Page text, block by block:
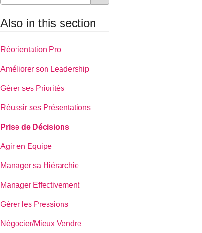
Also in this section
Réorientation Pro
Améliorer son Leadership
Gérer ses Priorités
Réussir ses Présentations
Prise de Décisions
Agir en Equipe
Manager sa Hiérarchie
Manager Effectivement
Gérer les Pressions
Négocier/Mieux Vendre